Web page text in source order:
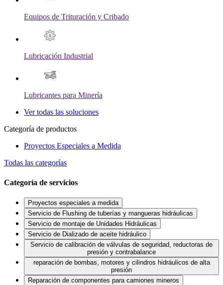
Equipos de Trituración y Cribado
Lubricación Industrial
Lubricantes para Minería
Ver todas las soluciones
Categoría de productos
Proyectos Especiales a Medida
Todas las categorías
Categoría de servicios
Proyectos especiales a medida
Servicio de Flushing de tuberías y mangueras hidráulicas
Servicio de montaje de Unidades Hidráulicas
Servicio de Dializado de aceite hidráulico
Servicio de calibración de válvulas de seguridad, reductoras de
presión y contrabalance
reparación de bombas, motores y cilindros hidráulicos de alta
presión
Reparación de componentes para camiones mineros